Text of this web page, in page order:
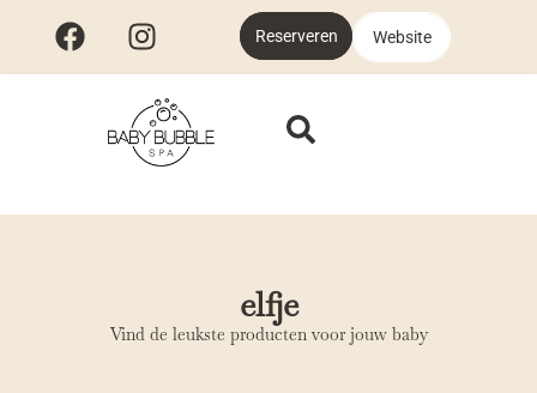
Reserveren Website
elfje
Vind de leukste producten voor jouw baby